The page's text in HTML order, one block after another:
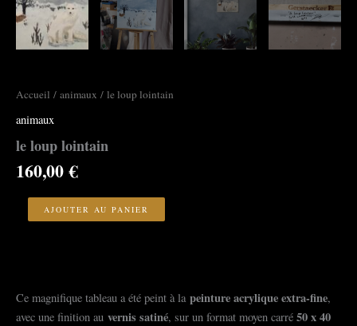
Accueil / animaux / le loup lointain
animaux
le loup lointain
160,00€
AJOUTER AU PANIER
Ce magnifique tableau a été peint à la peinture acrylique extra-fine,
avec une finition au vernis satiné, sur un format moyen carré 50 x 40